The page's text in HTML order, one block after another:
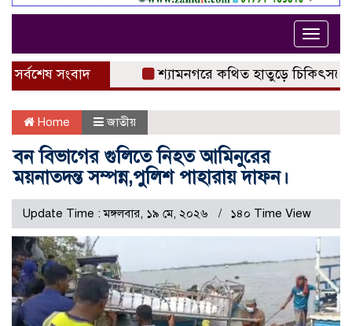
Toggle
সর্বশেষ সংবাদ শ্যামনগরে কথিত হাতুড়ে চিকিৎসকের
Home জাতীয়
বন বিভাগের গুলিতে নিহত আমিনুরের
ময়নাতদন্ত সম্পন্ন,পুলিশ পাহারায় দাফন।
Update Time : মঙ্গলবার, ১৯ মে, ২০২৬ ১৪০ Time View